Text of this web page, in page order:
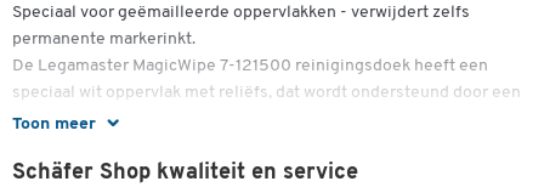
Toon meer
Speciaal voor geëmailleerde oppervlakken - verwijdert zelfs
permanente markerinkt.
De Legamaster MagicWipe 7-121500 reinigingsdoek heeft een
speciaal wit oppervlak met reliëfs, dat wordt ondersteund door een
groen vilt voor eenvoudige bediening. Deze speciale
gemakkelijk kalk en kartonmarkeringsresten, vuil en vet verwijdert,
Schäfer Shop kwaliteit en service